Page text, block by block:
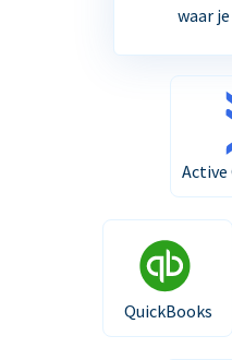
waar
Active
QuickBooks